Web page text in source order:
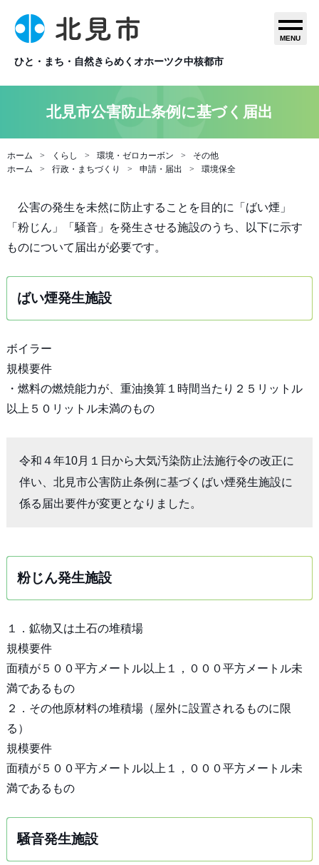
ひと・まち・自然きらめくオホーツク中核都市
MENU
北見市公害防止条例に基づく届出
ホーム くらし 環境・ゼロカーボン
その他
ホーム
行政・まちづくり 申請・届出 環境保全
公害の発生を未然に防止することを目的に「ばい煙」
「粉じん」「騒音」を発生させる施設のうち、以下に示す
ものについて届出が必要です。
ばい煙発生施設
ボイラー
規模要件
・燃料の燃焼能力が、重油換算１時間当たり２５リットル
以上５０リットル未満のもの
令和４年10月１日から大気汚染防止法施行令の改正に
伴い、北見市公害防止条例に基づくばい煙発生施設に
係る届出要件が変更となりました。
粉じん発生施設
１．鉱物又は土石の堆積場
規模要件
面積が５００平方メートル以上１，０００平方メートル未
満であるもの
２．その他原材料の堆積場（屋外に設置されるものに限
る）
規模要件
面積が５００平方メートル以上１，０００平方メートル未
満であるもの
騒音発生施設